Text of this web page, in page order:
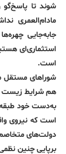
شوند تا
مادام‌العمری
جابه‌جایی
استثماری‌ای
است.
شوراهای مستقل
هم شرایط زیست و
به‌دست خود طبقه
است که نیروی
دولت‌های متخاصم
برپایی چنین